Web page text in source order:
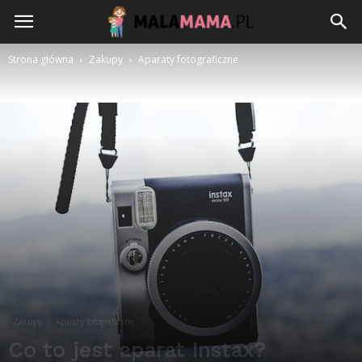
Strona główna Zakupy Aparaty fotograficzne
Zakupy Aparaty fotograficzne
Co to jest aparat Instax?